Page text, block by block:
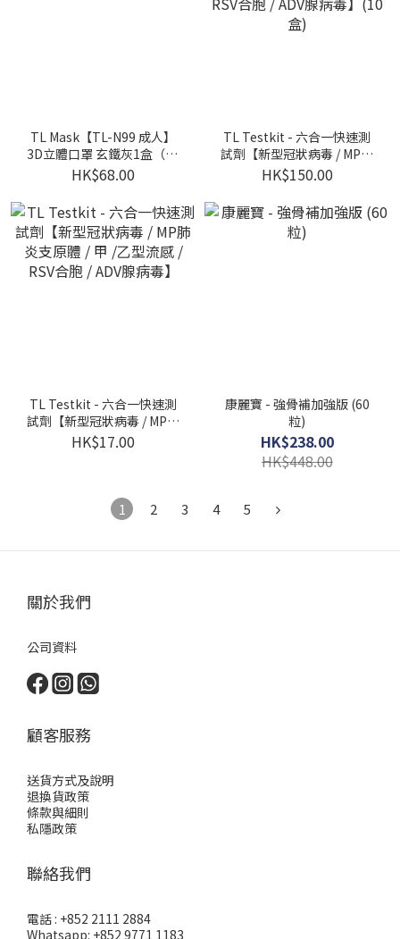
TL Mask【TL-N99 成人】
3D立體口罩 玄鐵灰1盒（30
片獨立包裝）
HK$68.00
TL Testkit - 六合一快速測
試劑【新型冠狀病毒 / MP肺
炎支原體 / 甲 /⼄型流感 /
RSV合胞 / ADV腺病毒】(10
盒)
HK$150.00
TL Testkit - 六合一快速測
試劑【新型冠狀病毒 / MP肺
炎支原體 / 甲 /⼄型流感 /
RSV合胞 / ADV腺病毒】
HK$17.00
康麗寶 - 強骨補加強版 (60
粒)
HK$238.00
HK$448.00
1 2 3 4 5
關於我們
公司資料
顧客服務
送貨方式及說明
退換貨政策
條款與細則
私隱政策
聯絡我們
電話 : +852 2111 2884
Whatsapp: +852 9771 1183